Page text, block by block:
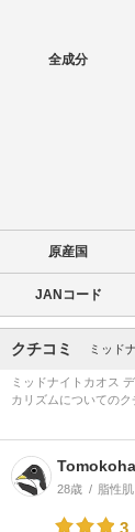
全成分
原産国
JANコード
クチコミ ミッド
ミッドナイトカオス
カリズムについてのク
28歳 脂性肌
3